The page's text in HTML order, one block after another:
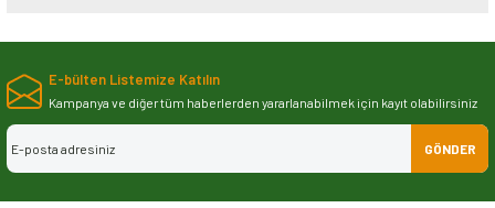
Bu ürünün fiyat bilgisi, resim, ürün açıklamalarında ve diğer konularda
iletebilirsiniz.
Görüş ve önerileriniz için teşekkür ederiz.
Ürün resmi kalitesiz, bozuk veya görüntülenemiyor.
E-bülten Listemize Katılın
Kampanya ve diğer tüm haberlerden yararlanabilmek için kayıt olabilirsiniz
GÖNDER